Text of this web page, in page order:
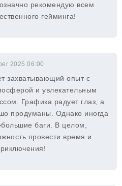
рекомендую всем
гейминга!
2025 06:00
захватывающий опыт с
и увлекательным
Графика радует глаз, а
продуманы. Однако иногда
баги. В целом,
провести время и